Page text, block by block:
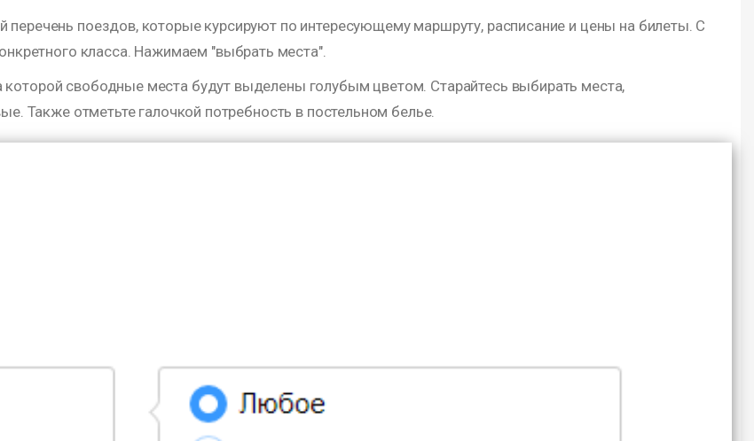
перечень поездов, которые курсируют по интересующему маршруту, расписание и цены на билеты. С
класса. Нажимаем "выбрать места".
свободные места будут выделены голубым цветом. Старайтесь выбирать места,
Также отметьте галочкой потребность в постельном белье.